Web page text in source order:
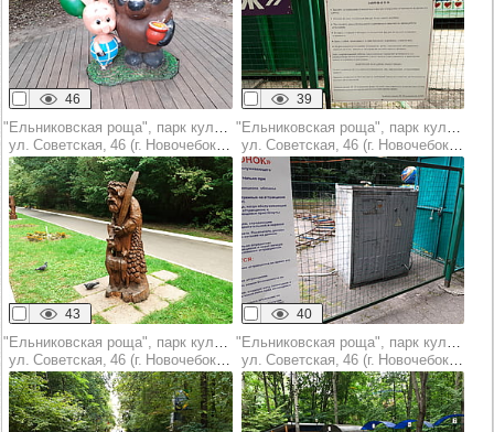
46 39
ул. Советская, 46 (г. Новочебоксарск)
43
ул. Советская, 46 (г. Новочебоксарск)
40
ул. Советская, 46 (г. Новочебоксарск)
ул. Советская, 46 (г. Новочебоксарск)